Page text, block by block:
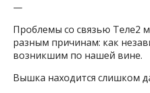
—
Проблемы со связью Теле2
разным причинам: как
возникшим по нашей вине.
Вышка находится слишком